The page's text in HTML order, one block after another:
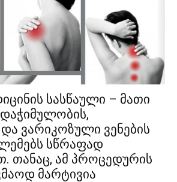
სასწაული – მათი
ვარიკოზული ვენების
სწრაფად
თანაც, ამ პროცედურის
მარტივია